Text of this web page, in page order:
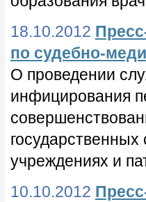
18.10.2012
по судебно-
О проведении
инфицирования
учреждениях и
10.10.2012